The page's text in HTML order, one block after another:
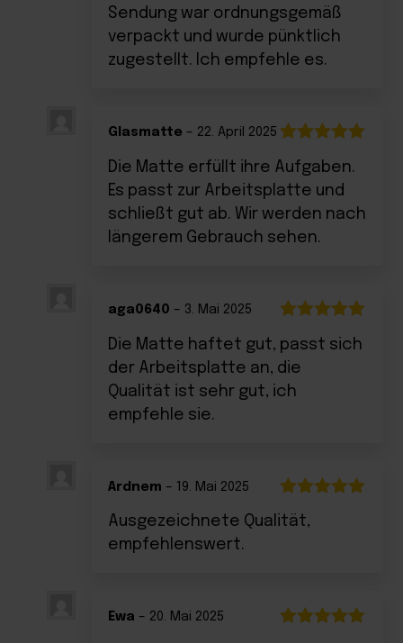
Sendung war ordnungsgemäß
verpackt und wurde pünktlich
zugestellt. Ich empfehle es.
mit5von 5
Glasmatte – 22. April 2025
Die Matte erfüllt ihre Aufgaben.
Es passt zur Arbeitsplatte und
schließt gut ab. Wir werden nach
längerem Gebrauch sehen.
mit5 von 5
aga0640 – 3. Mai 2025
Die Matte haftet gut, passt sich
der Arbeitsplatte an, die
Qualität ist sehr gut, ich
empfehle sie.
mit5
Ardnem – 19. Mai 2025
Ausgezeichnete Qualität,
empfehlenswert.
Ewa – 20. Mai 2025